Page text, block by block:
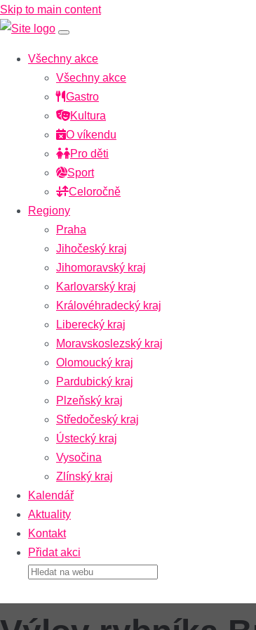
Skip to main content
Všechny akce
Všechny akce
Gastro
Kultura
O víkendu
Pro děti
Sport
Celoročně
Regiony
Praha
Jihočeský kraj
Jihomoravský kraj
Karlovarský kraj
Královéhradecký kraj
Liberecký kraj
Moravskoslezský kraj
Olomoucký kraj
Pardubický kraj
Plzeňský kraj
Středočeský kraj
Ústecký kraj
Vysočina
Zlínský kraj
Kalendář
Aktuality
Kontakt
Přidat akci